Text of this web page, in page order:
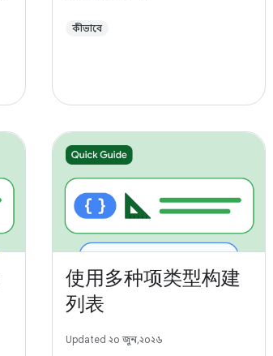
কীভাবে
使用多种项类型构建
列表
Updated ২০ জুন, ২০২৬